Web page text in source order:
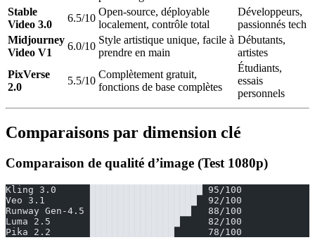
Stable
Video 3.0
6.5/10
Open-source, déployable
localement, contrôle total
Développeurs,
passionnés tech
Midjourney
Video V1
6.0/10
Style artistique unique, facile à
prendre en main
Débutants,
artistes
PixVerse
2.0
5.5/10
Complètement gratuit,
fonctions de base complètes
Étudiants,
essais
personnels
Comparaisons par dimension clé
Comparaison de qualité d’image (Test 1080p)
Kling 3.0      ████████████████████ 95/100
Veo 3.1        ███████████████████  92/100
Runway Gen-4.5 ██████████████████   88/100
Luma 2.5       ████████████████     82/100
Pika 2.2       ███████████████      78/100